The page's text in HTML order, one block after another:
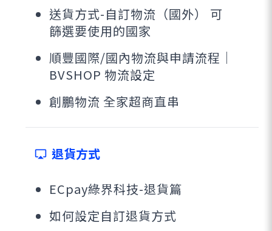
送貨方式-自訂物流（國外） 可
篩選要使用的國家
順豐國際/國內物流與申請流程｜
BVSHOP 物流設定
創鵬物流 全家超商直串
airplay 退貨方式
ECpay綠界科技-退貨篇
如何設定自訂退貨方式